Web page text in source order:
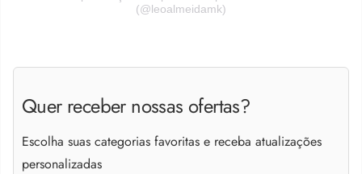
(@leoalmeidamk)
Quer receber nossas ofertas?
Escolha suas categorias favoritas e receba atualizações
personalizadas